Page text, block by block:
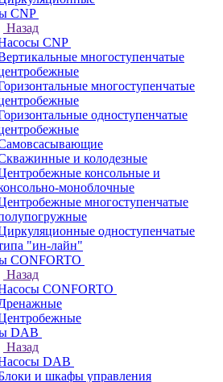
CNP
Назад
CNP
многоступенчатые
многоступенчатые
одноступенчатые
и колодезные
консольные и
моноблочные
многоступенчатые
одноступенчатые
"ин-лайн"
CONFORTO
Назад
CONFORTO
DAB
Назад
DAB
и шкафы управления